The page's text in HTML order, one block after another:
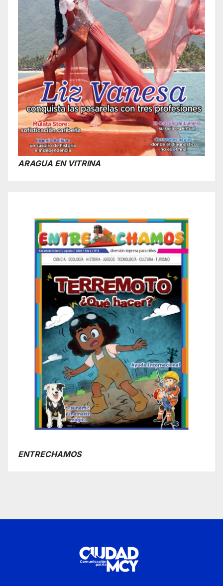
ARAGUA EN VITRINA
ENTRECHAMOS